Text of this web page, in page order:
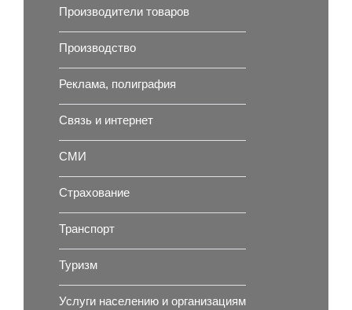
Производители товаров
Производство
Реклама, полиграфия
Связь и интернет
СМИ
Страхование
Транспорт
Туризм
Услуги населению и организациям